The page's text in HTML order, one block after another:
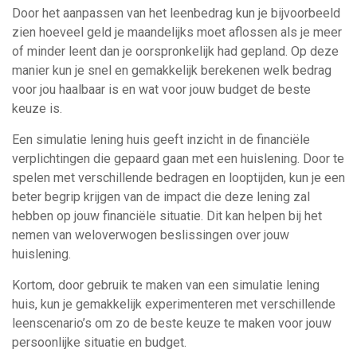
Door het aanpassen van het leenbedrag kun je bijvoorbeeld
zien hoeveel geld je maandelijks moet aflossen als je meer
of minder leent dan je oorspronkelijk had gepland. Op deze
manier kun je snel en gemakkelijk berekenen welk bedrag
voor jou haalbaar is en wat voor jouw budget de beste
keuze is.
Een simulatie lening huis geeft inzicht in de financiële
verplichtingen die gepaard gaan met een huislening. Door te
spelen met verschillende bedragen en looptijden, kun je een
beter begrip krijgen van de impact die deze lening zal
hebben op jouw financiële situatie. Dit kan helpen bij het
nemen van weloverwogen beslissingen over jouw
huislening.
Kortom, door gebruik te maken van een simulatie lening
huis, kun je gemakkelijk experimenteren met verschillende
leenscenario’s om zo de beste keuze te maken voor jouw
persoonlijke situatie en budget.